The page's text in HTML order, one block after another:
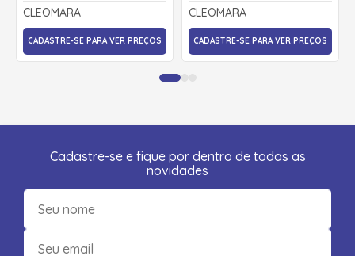
CLEOMARA
CADASTRE-SE PARA VER PREÇOS
CLEOMARA
CADASTRE-SE PARA VER PREÇOS
Cadastre-se e fique por dentro de todas as
novidades